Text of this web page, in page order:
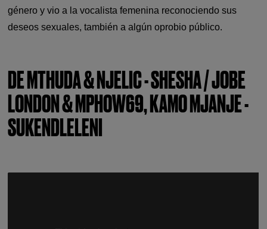
género y vio a la vocalista femenina reconociendo sus
deseos sexuales, también a algún oprobio público.
DE MTHUDA & NJELIC - SHESHA / JOBE
LONDON & MPHOW69, KAMO MJANJE -
SUKENDLELENI